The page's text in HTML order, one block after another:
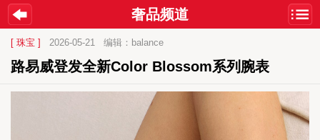
奢品频道
[ 珠宝 ] 2026-05-21 编辑：balance
路易威登发全新Color Blossom系列腕表